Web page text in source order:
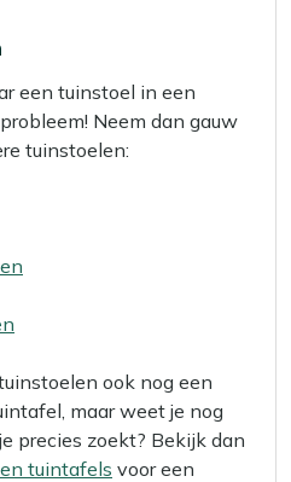
een tuinstoel in een
Neem dan gauw
tuinstoelen:
ook nog een
maar weet je nog
precies zoekt? Bekijk dan
tuintafels voor een